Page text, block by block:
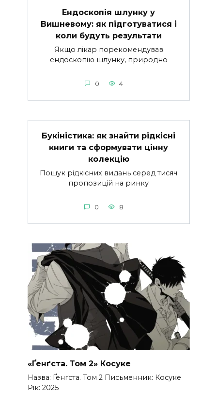
Ендоскопія шлунку у
Вишневому: як підготуватися і
коли будуть результати
Якщо лікар порекомендував
ендоскопію шлунку, природно
0 4
Букіністика: як знайти рідкісні
книги та сформувати цінну
колекцію
Пошук рідкісних видань серед тисяч
пропозицій на ринку
0 8
«Ґенґста. Том 2» Косуке
Назва: Ґенґста. Том 2 Письменник: Косуке
Рік: 2025